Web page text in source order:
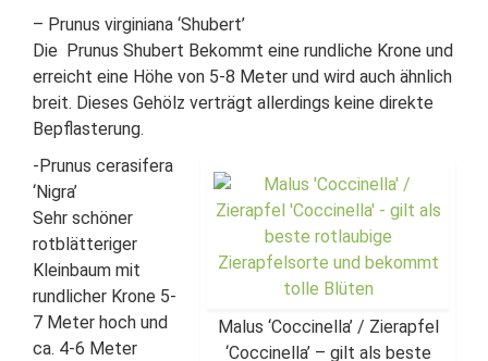
– Prunus virginiana ‘Shubert’
Die Prunus Shubert Bekommt eine rundliche Krone und
erreicht eine Höhe von 5-8 Meter und wird auch ähnlich
breit. Dieses Gehölz verträgt allerdings keine direkte
Bepflasterung.
Malus ‘Coccinella’ / Zierapfel
‘Coccinella’ – gilt als beste
-Prunus cerasifera
‘Nigra’
Sehr schöner
rotblätteriger
Kleinbaum mit
rundlicher Krone 5-
7 Meter hoch und
ca. 4-6 Meter